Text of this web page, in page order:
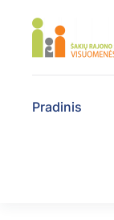
Pradinis